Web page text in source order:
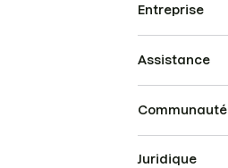
Entreprise
Assistance
Communauté
Juridique